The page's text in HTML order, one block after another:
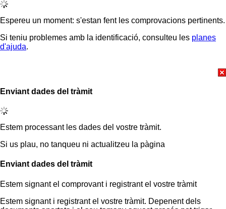
Espereu un moment: s'estan fent les comprovacions pertinents.
Si teniu problemes amb la identificació, consulteu les planes
d'ajuda.
Enviant dades del tràmit
Estem processant les dades del vostre tràmit.
Si us plau, no tanqueu ni actualitzeu la pàgina
Enviant dades del tràmit
Estem signant el comprovant i registrant el vostre tràmit
Estem signant i registrant el vostre tràmit. Depenent dels